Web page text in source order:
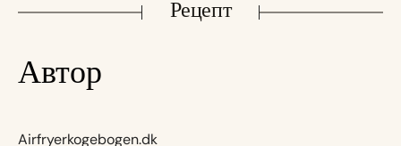
Рецепт
Автор
Airfryerkogebogen.dk